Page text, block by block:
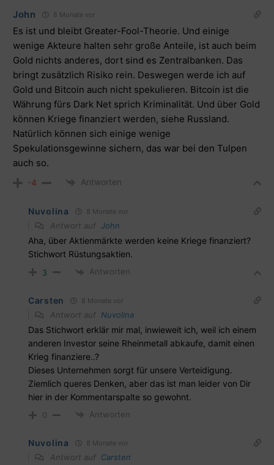
John 8 Monate vor
Es ist und bleibt Greater-Fool-Theorie. Und einige
wenige Akteure halten sehr große Anteile, ist auch beim
Gold nichts anderes, dort sind es Zentralbanken. Das
bringt zusätzlich Risiko rein. Deswegen werde ich auf
Gold und Bitcoin auch nicht spekulieren. Bitcoin ist die
Währung fürs Dark Net sprich Kriminalität. Und über Gold
können Kriege finanziert werden, siehe Russland.
Natürlich können sich einige wenige
Spekulationsgewinne sichern, das war bei den Tulpen
auch so.
-4 Antworten
Nuvolina 8 Monate vor
Antwort auf John
Aha, über Aktienmärkte werden keine Kriege finanziert?
Stichwort Rüstungsaktien.
3 Antworten
Carsten 8 Monate vor
Antwort auf Nuvolina
Das Stichwort erklär mir mal, inwieweit ich, weil ich einem
anderen Investor seine Rheinmetall abkaufe, damit einen
Krieg finanziere..?
Dieses Unternehmen sorgt für unsere Verteidigung.
Ziemlich queres Denken, aber das ist man leider von Dir
hier in der Kommentarspalte so gewohnt.
0 Antworten
Nuvolina 8 Monate vor
Antwort auf Carsten